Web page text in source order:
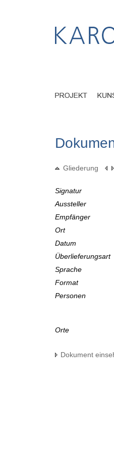
Gliederung
Signatur
Aussteller
Empfänger
Ort
Datum
Überlieferungsart
Sprache
Format
Personen
Orte
Dokument